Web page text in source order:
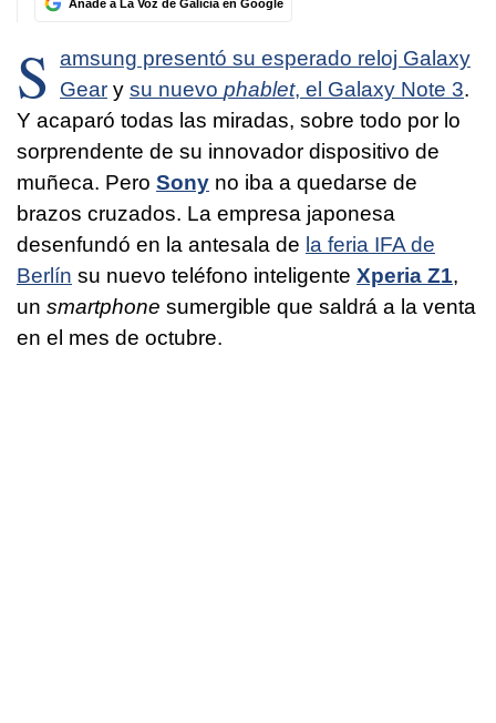
Añade a La Voz de Galicia en Google
S
amsung presentó su esperado reloj Galaxy
Gear y su nuevo phablet, el Galaxy Note 3.
Y acaparó todas las miradas, sobre todo por lo
sorprendente de su innovador dispositivo de
muñeca. Pero Sony no iba a quedarse de
brazos cruzados. La empresa japonesa
desenfundó en la antesala de la feria IFA de
Berlín su nuevo teléfono inteligente Xperia Z1,
un smartphone sumergible que saldrá a la venta
en el mes de octubre.